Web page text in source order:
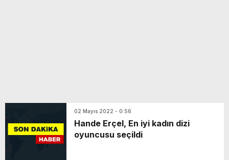
02 Mayıs 2022 - 0:56
Hande Erçel, En iyi kadın dizi
oyuncusu seçildi